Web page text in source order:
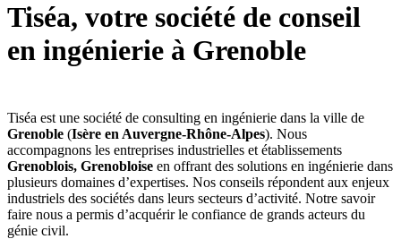
Tiséa, votre société de conseil
en ingénierie à Grenoble
Tiséa est une société de consulting en ingénierie dans la ville de
Grenoble (Isère en Auvergne-Rhône-Alpes). Nous
accompagnons les entreprises industrielles et établissements
Grenoblois, Grenobloise en offrant des solutions en ingénierie dans
plusieurs domaines d’expertises. Nos conseils répondent aux enjeux
industriels des sociétés dans leurs secteurs d’activité. Notre savoir
faire nous a permis d’acquérir le confiance de grands acteurs du
génie civil.